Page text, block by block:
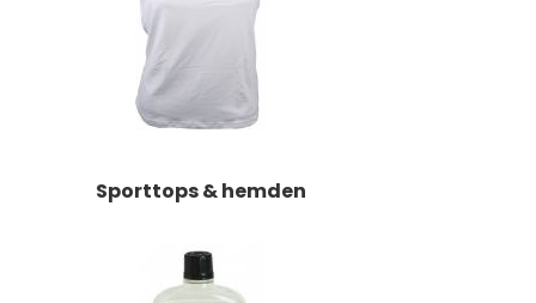
Sporttops & hemden